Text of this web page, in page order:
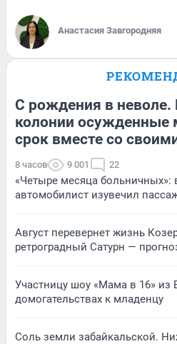
Анастасия Завгородняя
С рождения в неволе.
колонии
срок вместе со
8 часов 9 001 22
«Четыре месяца больничных»:
автомобилист изувечил
Август перевернет жизнь
ретроградный Сатурн —
Участницу шоу «Мама в 16» из
домогательствах к младенцу
Соль земли забайкальской.